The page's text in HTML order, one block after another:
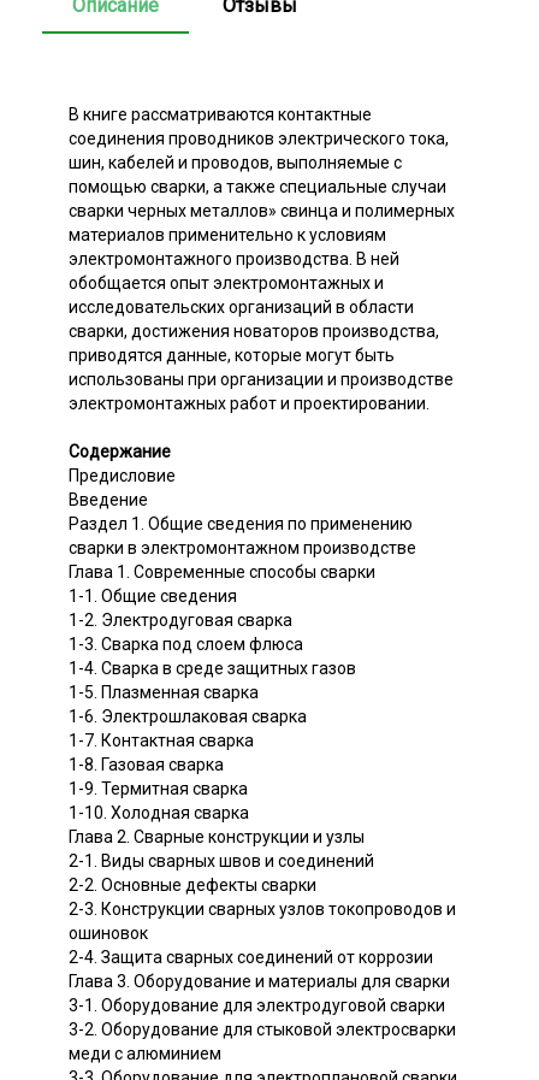
Описание Отзывы
В книге рассматриваются контактные
соединения проводников электрического тока,
шин, кабелей и проводов, выполняемые с
помощью сварки, а также специальные случаи
сварки черных металлов» свинца и полимерных
материалов применительно к условиям
электромонтажного производства. В ней
обобщается опыт электромонтажных и
исследовательских организаций в области
сварки, достижения новаторов производства,
приводятся данные, которые могут быть
использованы при организации и производстве
электромонтажных работ и проектировании.
Содержание
Предисловие
Введение
Раздел 1. Общие сведения по применению
сварки в электромонтажном производстве
Глава 1. Современные способы сварки
1-1. Общие сведения
1-2. Электродуговая сварка
1-3. Сварка под слоем флюса
1-4. Сварка в среде защитных газов
1-5. Плазменная сварка
1-6. Электрошлаковая сварка
1-7. Контактная сварка
1-8. Газовая сварка
1-9. Термитная сварка
1-10. Холодная сварка
Глава 2. Сварные конструкции и узлы
2-1. Виды сварных швов и соединений
2-2. Основные дефекты сварки
2-3. Конструкции сварных узлов токопроводов и
ошиновок
2-4. Защита сварных соединений от коррозии
Глава 3. Оборудование и материалы для сварки
3-1. Оборудование для электродуговой сварки
3-2. Оборудование для стыковой электросварки
меди с алюминием